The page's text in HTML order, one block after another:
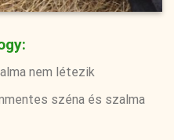
nem létezik
széna és szalma